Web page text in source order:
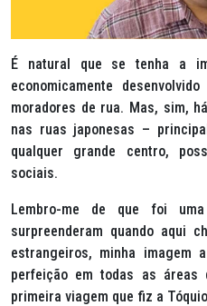
É natural que se tenha a
economicamente
moradores de rua. Mas, sim,
nas ruas japonesas –
qualquer grande centro,
sociais.
Lembro-me de que foi
surpreenderam quando aqui
estrangeiros, minha imagem
perfeição em todas as áreas
primeira viagem que fiz a